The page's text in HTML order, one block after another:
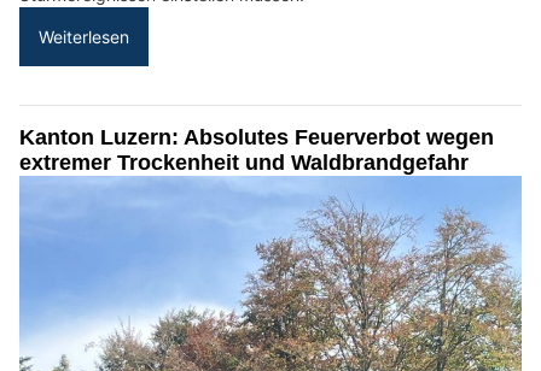
Weiterlesen
Kanton Luzern: Absolutes Feuerverbot wegen
extremer Trockenheit und Waldbrandgefahr